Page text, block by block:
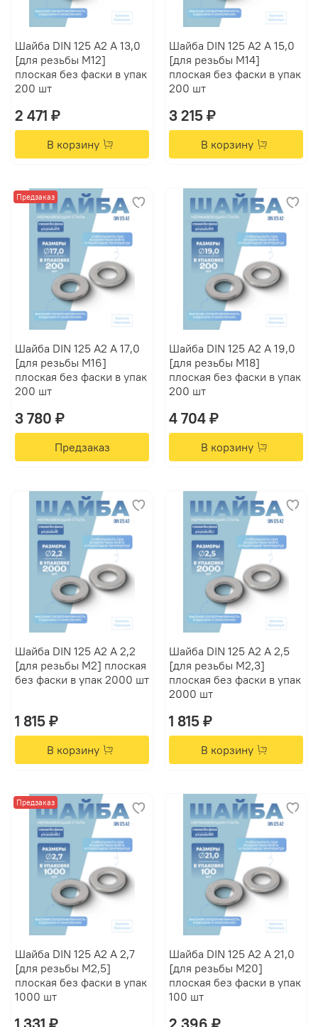
Шайба DIN 125 А2 A 13,0
[для резьбы M12]
плоская без фаски в упак
200 шт
2 471 ₽
В корзину
Шайба DIN 125 А2 A 15,0
[для резьбы M14]
плоская без фаски в упак
200 шт
3 215 ₽
В корзину
Предзаказ
Шайба DIN 125 А2 A 17,0
[для резьбы M16]
плоская без фаски в упак
200 шт
3 780 ₽
Предзаказ
Шайба DIN 125 А2 A 19,0
[для резьбы M18]
плоская без фаски в упак
200 шт
4 704 ₽
В корзину
Шайба DIN 125 А2 A 2,2
[для резьбы M2] плоская
без фаски в упак 2000 шт
1 815 ₽
В корзину
Шайба DIN 125 А2 A 2,5
[для резьбы M2,3]
плоская без фаски в упак
2000 шт
1 815 ₽
В корзину
Предзаказ
Шайба DIN 125 А2 A 2,7
[для резьбы M2,5]
плоская без фаски в упак
1000 шт
Шайба DIN 125 А2 A 21,0
[для резьбы M20]
плоская без фаски в упак
100 шт